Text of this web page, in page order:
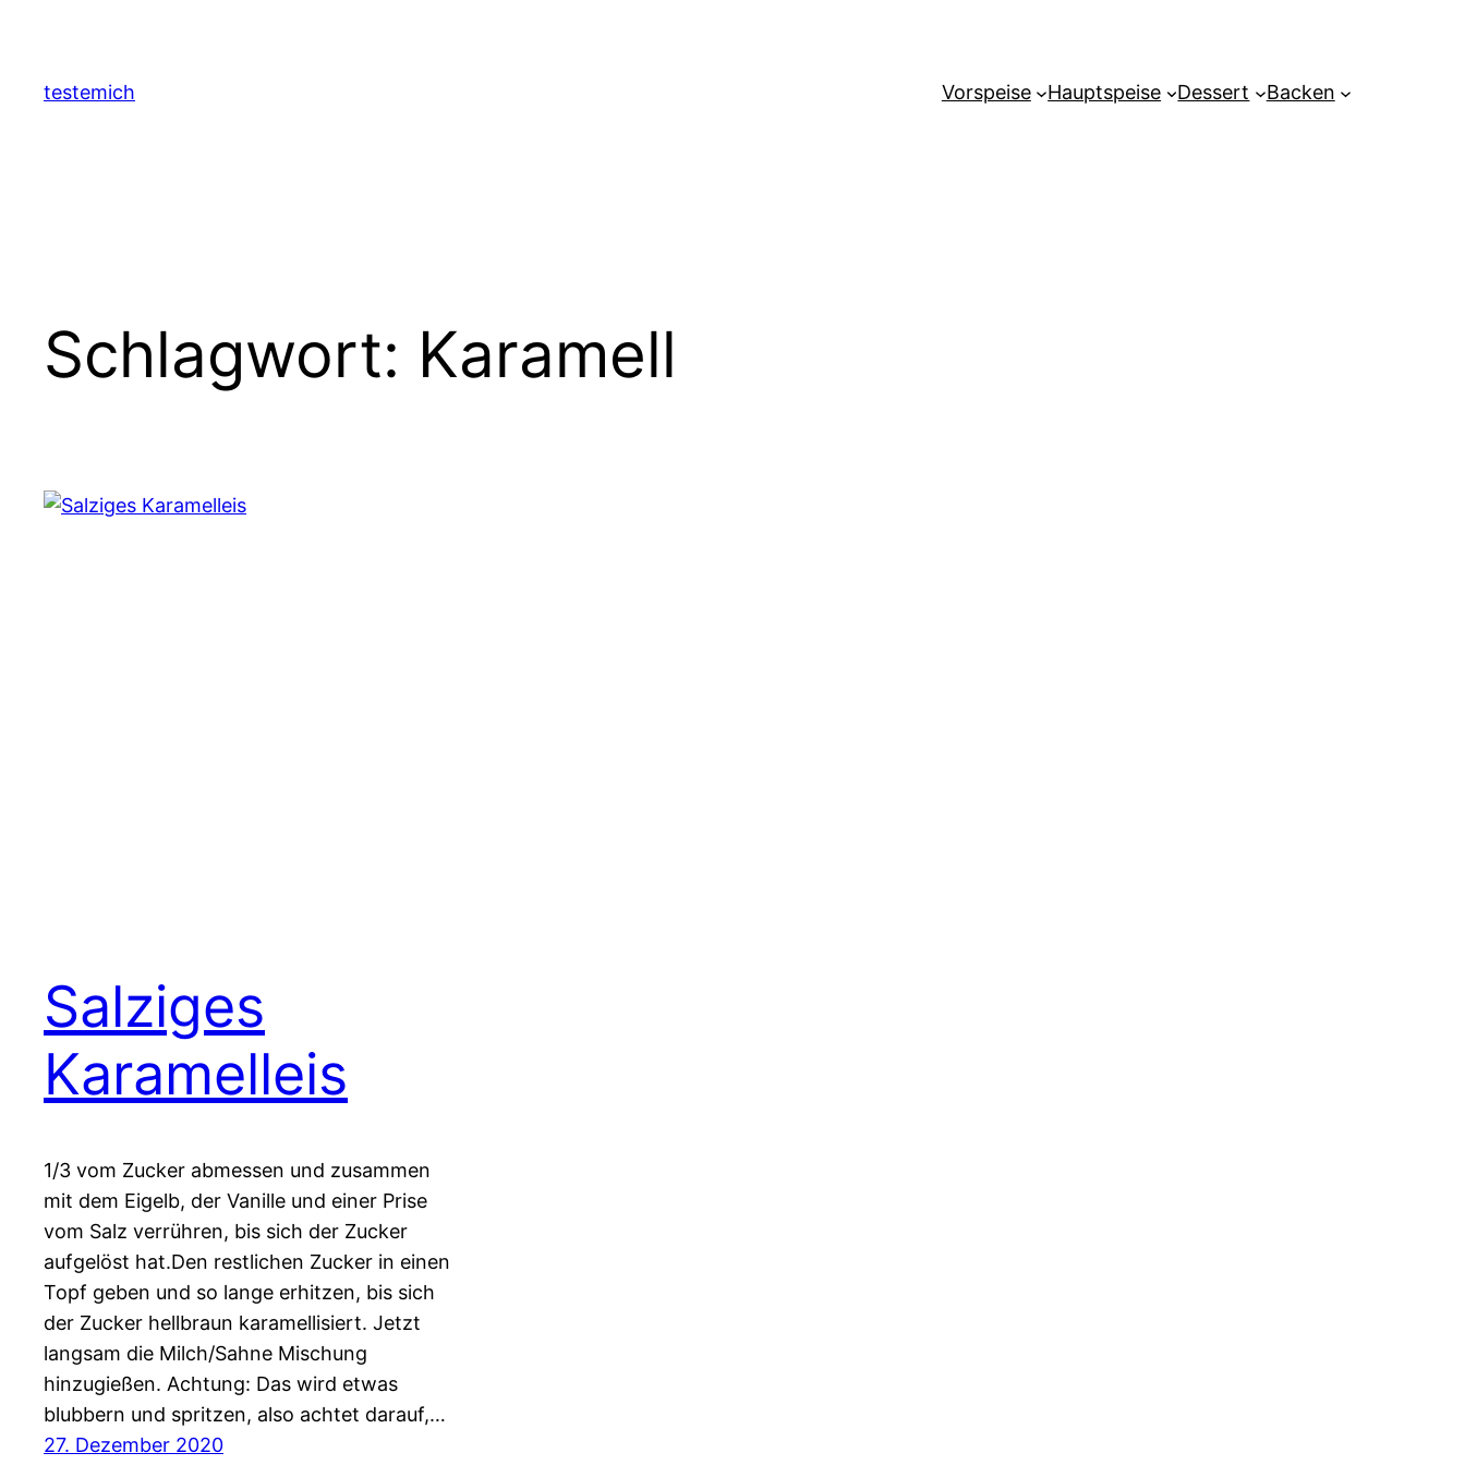
springen
testemich Vorspeise Hauptspeise Dessert Backen
Schlagwort: Karamell
Salziges
Karamelleis
1/3 vom Zucker abmessen und zusammen
mit dem Eigelb, der Vanille und einer Prise
vom Salz verrühren, bis sich der Zucker
aufgelöst hat.Den restlichen Zucker in einen
Topf geben und so lange erhitzen, bis sich
der Zucker hellbraun karamellisiert. Jetzt
langsam die Milch/Sahne Mischung
hinzugießen. Achtung: Das wird etwas
blubbern und spritzen, also achtet darauf,…
27. Dezember 2020